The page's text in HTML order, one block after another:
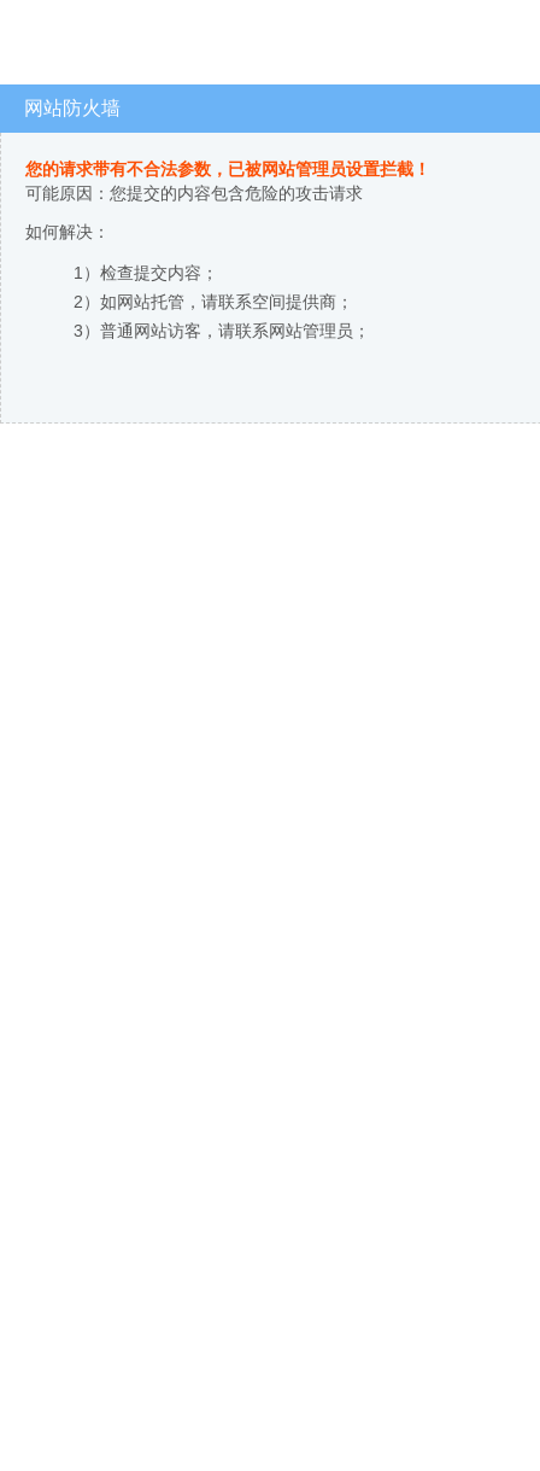
网站防火墙
您的请求带有不合法参数，已被网站管理员设置拦截！
可能原因：您提交的内容包含危险的攻击请求
如何解决：
1）检查提交内容；
2）如网站托管，请联系空间提供商；
3）普通网站访客，请联系网站管理员；